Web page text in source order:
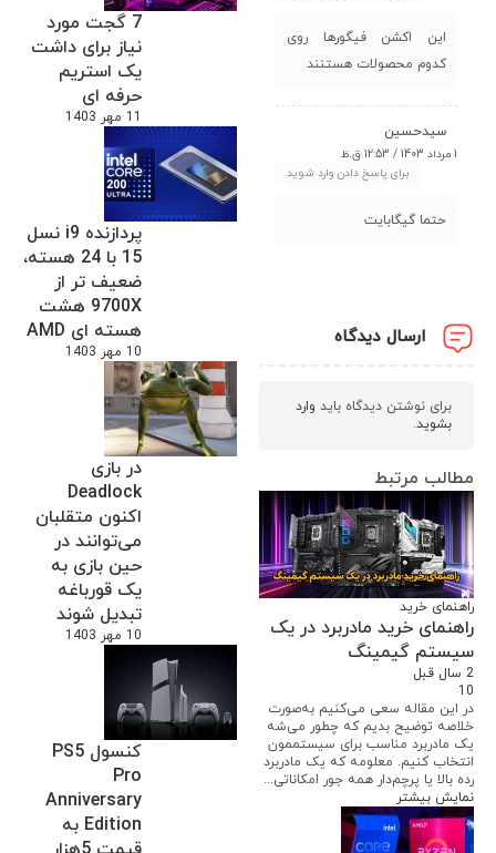
7 گجت مورد
نیاز برای داشت
یک استریم
حرفه ای
11 مهر 1403
پردازنده i9 نسل
15 با 24 هسته،
ضعیف تر از
9700X هشت
هسته ای AMD
10 مهر 1403
در بازی
Deadlock
اکنون متقلبان
می‌توانند در
حین بازی به
یک قورباغه
تبدیل شوند
10 مهر 1403
کنسول PS5
Pro
Anniversary
Edition به
این اکشن فیگورها روی
کدوم محصولات هستنند
سیدحسین
1 مرداد 1403 / 12:53 ق.ظ
برای پاسخ دادن وارد شوید
حتما گیگابایت
ارسال دیدگاه
برای نوشتن دیدگاه باید وارد
بشوید.
مطالب مرتبط
راهنمای خرید
راهنمای خرید مادربرد در یک
سیستم گیمینگ
2 سال قبل
10
در این مقاله سعی می‌کنیم به‌صورت
خلاصه توضیح بدیم که چطور می‌شه
یک مادربرد مناسب برای سیستممون
انتخاب کنیم. معلومه که یک مادربرد
رده بالا یا پرچم‌دار همه جور امکاناتی...
نمایش بیشتر